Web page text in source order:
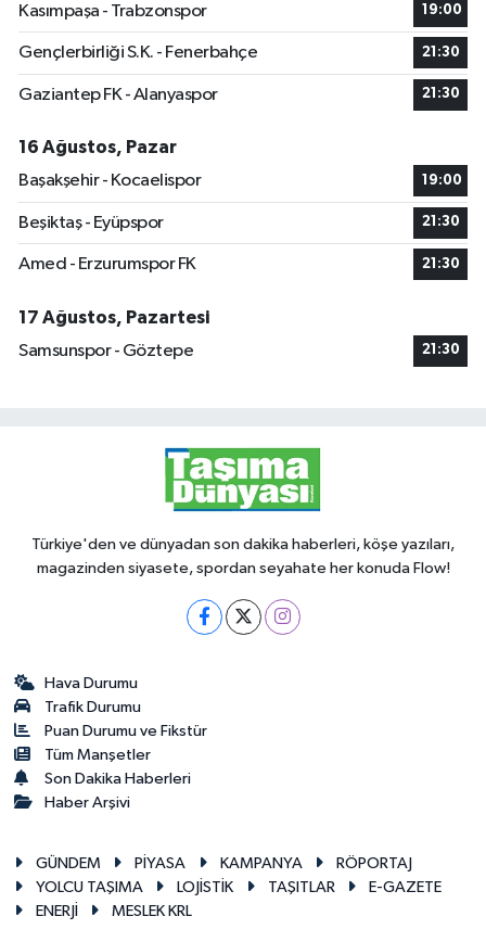
Kasımpaşa - Trabzonspor 19:00
Gençlerbirliği S.K. - Fenerbahçe 21:30
Gaziantep FK - Alanyaspor 21:30
16 Ağustos, Pazar
Başakşehir - Kocaelispor
19:00
Beşiktaş - Eyüpspor 21:30
Amed - Erzurumspor FK 21:30
17 Ağustos, Pazartesi
Samsunspor - Göztepe
21:30
Türkiye'den ve dünyadan son dakika haberleri, köşe yazıları,
magazinden siyasete, spordan seyahate her konuda Flow!
Hava Durumu
Trafik Durumu
Puan Durumu ve Fikstür
Tüm Manşetler
Son Dakika Haberleri
Haber Arşivi
GÜNDEM PİYASA KAMPANYA
RÖPORTAJ
YOLCU TAŞIMA
LOJİSTİK TAŞITLAR
E-GAZETE
ENERJİ
MESLEK KRL